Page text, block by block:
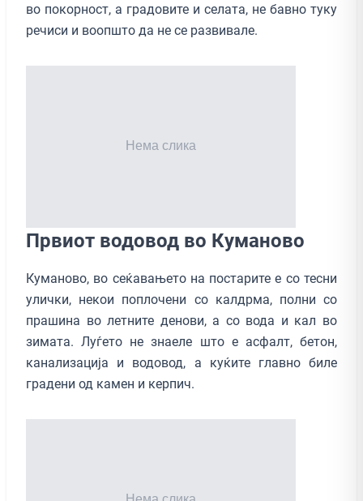
во покорност, а градовите и селата, не бавно туку
речиси и воопшто да не се развивале.
Првиот водовод во Куманово
Куманово, во сеќавањето на постарите е со тесни
улички, некои поплочени со калдрма, полни со
прашина во летните денови, а со вода и кал во
зимата. Луѓето не знаеле што е асфалт, бетон,
канализација и водовод, а куќите главно биле
градени од камен и керпич.